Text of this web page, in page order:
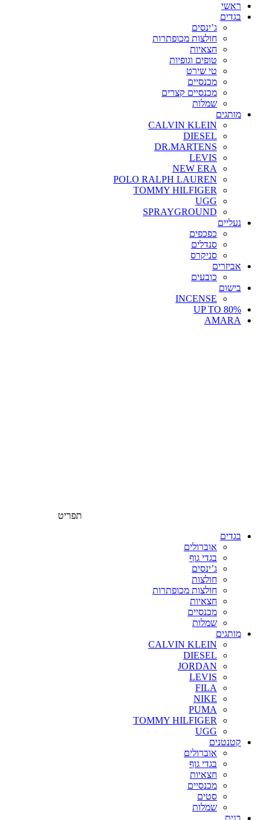
ראשי
בגדים
ג’ינסים
חולצות מכופתרות
חצאיות
טופים וגופיות
טי שירט
מכנסיים
מכנסיים קצרים
שמלות
מותגים
CALVIN KLEIN
DIESEL
DR.MARTENS
LEVIS
NEW ERA
POLO RALPH LAUREN
TOMMY HILFIGER
UGG
SPRAYGROUND
נעליים
כפכפים
סנדלים
סניקרס
אביזרים
כובעים
בישום
INCENSE
UP TO 80%
AMARA
תפריט
בגדים
אוברולים
בגדי גוף
ג’ינסים
חולצות
חולצות מכופתרות
חצאיות
מכנסיים
שמלות
מותגים
CALVIN KLEIN
DIESEL
JORDAN
LEVIS
FILA
NIKE
PUMA
TOMMY HILFIGER
UGG
קטנטנים
אוברולים
בגדי גוף
חצאיות
מכנסיים
סטים
שמלות